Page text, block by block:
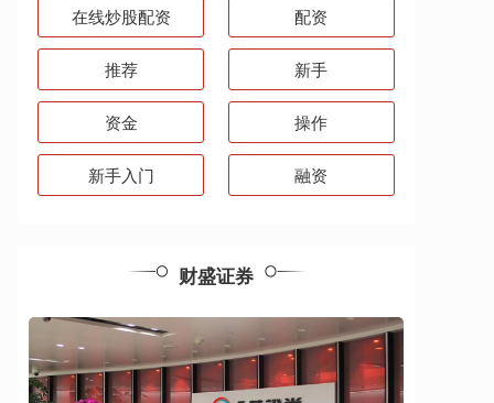
在线炒股配资 配资
推荐 新手
资金 操作
新手入门 融资
财盛证券